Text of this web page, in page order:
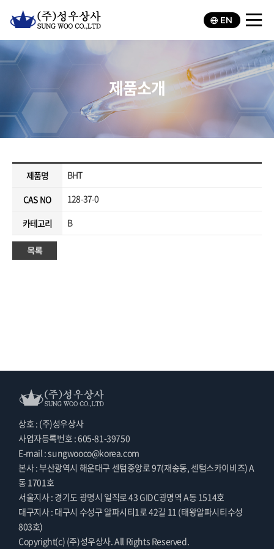
EN
제품소개
제품명
BHT
CAS NO
128-37-0
카테고리
B
상호 : (주)성우상사
사업자등록번호 : 605-81-39750
E-mail : sungwooco@korea.com
본사 : 부산광역시 해운대구 센텀중앙로 97(재송동, 센텀스카이비즈) A
동 1701호
서울지사 : 경기도 광명시 일직로 43 GIDC광명역 A동 1514호
대구지사 : 대구시 수성구 알파시티1로 42길 11 (태왕알파시티수성
803호)
Copyright(c) (주)성우상사. All Rights Reserved.